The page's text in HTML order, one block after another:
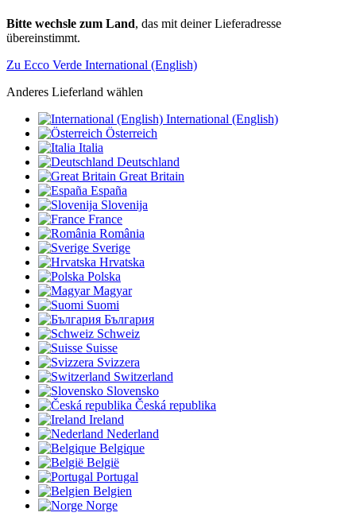
Bitte wechsle zum Land, das mit deiner Lieferadresse
übereinstimmt.
Zu Ecco Verde International (English)
Anderes Lieferland wählen
International (English)
Österreich
Italia
Deutschland
Great Britain
España
Slovenija
France
România
Sverige
Hrvatska
Polska
Magyar
Suomi
България
Schweiz
Suisse
Svizzera
Switzerland
Slovensko
Česká republika
Ireland
Nederland
Belgique
België
Portugal
Belgien
Norge